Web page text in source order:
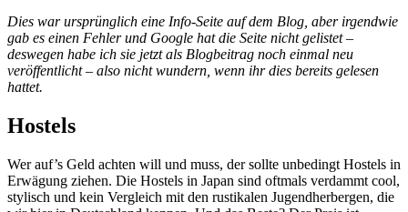
Dies war ursprünglich eine Info-Seite auf dem Blog, aber irgendwie
gab es einen Fehler und Google hat die Seite nicht gelistet –
deswegen habe ich sie jetzt als Blogbeitrag noch einmal neu
veröffentlicht – also nicht wundern, wenn ihr dies bereits gelesen
hattet.
Hostels
Wer auf’s Geld achten will und muss, der sollte unbedingt Hostels in
Erwägung ziehen. Die Hostels in Japan sind oftmals verdammt cool,
stylisch und kein Vergleich mit den rustikalen Jugendherbergen, die